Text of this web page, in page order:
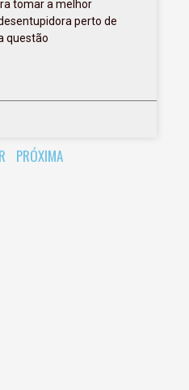
tomar a melhor
perto de
questão
PRÓXIMA